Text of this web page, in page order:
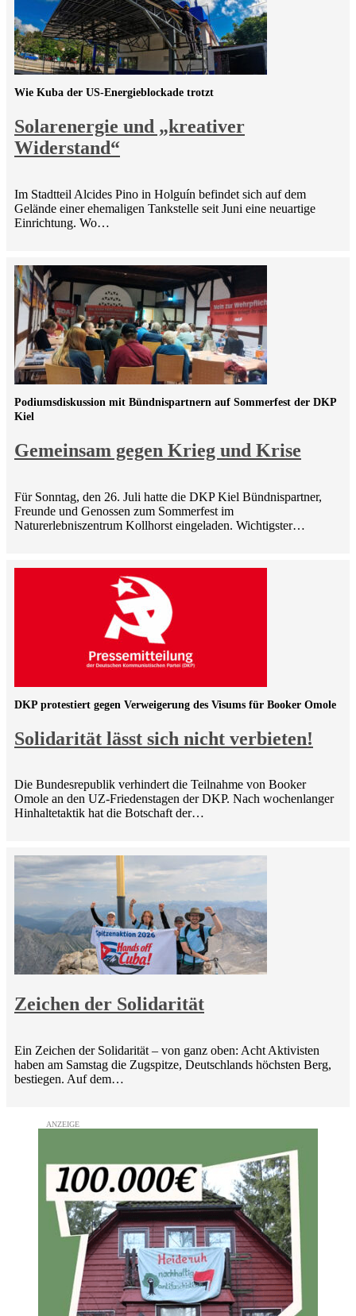
Solarenergie und „kreativer
Widerstand“
Wie Kuba der US-Energieblockade trotzt
Im Stadtteil Alcides Pino in Holguín befindet sich auf dem
Gelände einer ehemaligen Tankstelle seit Juni eine neuartige
Einrichtung. Wo…
Gemeinsam gegen Krieg und Krise
Podiumsdiskussion mit Bündnispartnern auf Sommerfest der DKP
Kiel
Für Sonntag, den 26. Juli hatte die DKP Kiel Bündnispartner,
Freunde und Genossen zum Sommerfest im
Naturerlebniszentrum Kollhorst eingeladen. Wichtigster…
Solidarität lässt sich nicht verbieten!
DKP protestiert gegen Verweigerung des Visums für Booker Omole
Die Bundesrepublik verhindert die Teilnahme von Booker
Omole an den UZ-Friedenstagen der DKP. Nach wochenlanger
Hinhaltetaktik hat die Botschaft der…
Zeichen der Solidarität
Ein Zeichen der Solidarität – von ganz oben: Acht Aktivisten
haben am Samstag die Zugspitze, Deutschlands höchsten Berg,
bestiegen. Auf dem…